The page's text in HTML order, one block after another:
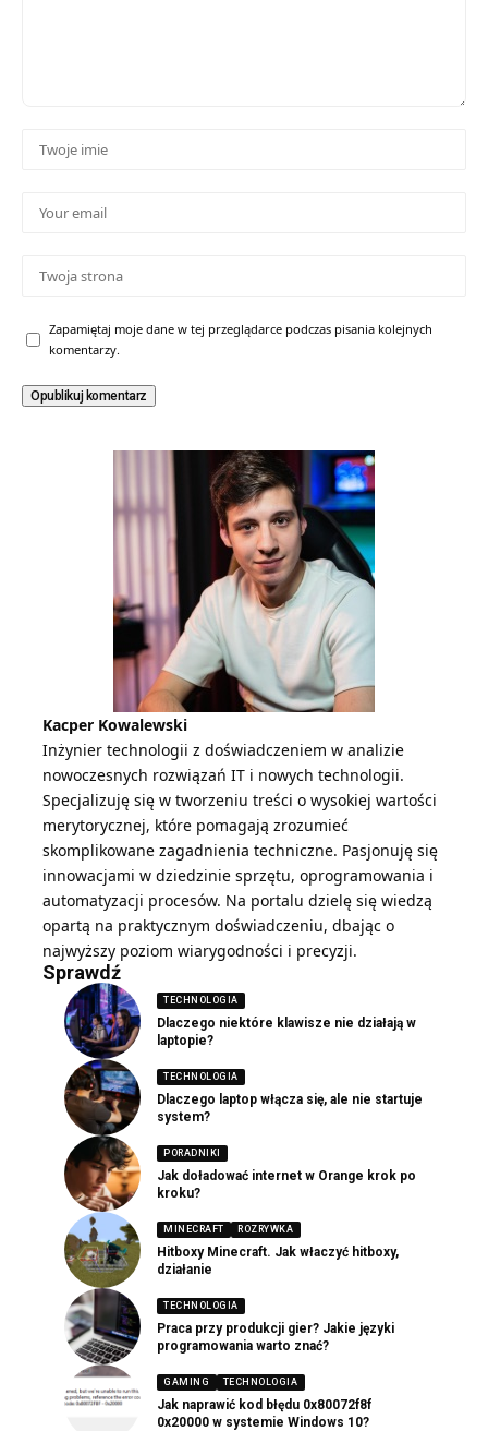
Zapamiętaj moje dane w tej przeglądarce podczas pisania kolejnych
komentarzy.
Kacper Kowalewski
Inżynier technologii z doświadczeniem w analizie
nowoczesnych rozwiązań IT i nowych technologii.
Specjalizuję się w tworzeniu treści o wysokiej wartości
merytorycznej, które pomagają zrozumieć
skomplikowane zagadnienia techniczne. Pasjonuję się
innowacjami w dziedzinie sprzętu, oprogramowania i
automatyzacji procesów. Na portalu dzielę się wiedzą
opartą na praktycznym doświadczeniu, dbając o
najwyższy poziom wiarygodności i precyzji.
Sprawdź
TECHNOLOGIA
Dlaczego niektóre klawisze nie działają w
laptopie?
TECHNOLOGIA
Dlaczego laptop włącza się, ale nie startuje
system?
PORADNIKI
Jak doładować internet w Orange krok po
kroku?
MINECRAFT ROZRYWKA
Hitboxy Minecraft. Jak właczyć hitboxy,
działanie
TECHNOLOGIA
Praca przy produkcji gier? Jakie języki
programowania warto znać?
GAMING TECHNOLOGIA
Jak naprawić kod błędu 0x80072f8f
0x20000 w systemie Windows 10?